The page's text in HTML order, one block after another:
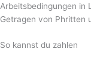
Arbeitsbedingungen in
Getragen von Phritten
So kannst du zahlen